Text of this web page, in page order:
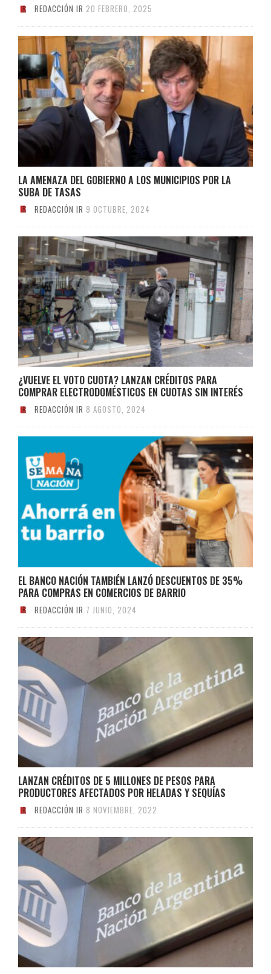
REDACCIÓN IR 20 FEBRERO, 2025
LA AMENAZA DEL GOBIERNO A LOS MUNICIPIOS POR LA
SUBA DE TASAS
REDACCIÓN IR 9 OCTUBRE, 2024
¿VUELVE EL VOTO CUOTA? LANZAN CRÉDITOS PARA
COMPRAR ELECTRODOMÉSTICOS EN CUOTAS SIN INTERÉS
REDACCIÓN IR 8 AGOSTO, 2024
EL BANCO NACIÓN TAMBIÉN LANZÓ DESCUENTOS DE 35%
PARA COMPRAS EN COMERCIOS DE BARRIO
REDACCIÓN IR 7 JUNIO, 2024
LANZAN CRÉDITOS DE 5 MILLONES DE PESOS PARA
PRODUCTORES AFECTADOS POR HELADAS Y SEQUÍAS
REDACCIÓN IR 8 NOVIEMBRE, 2022